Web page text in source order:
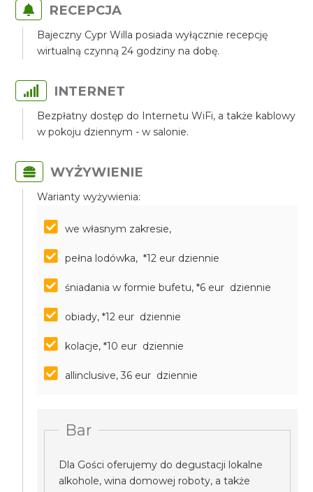
RECEPCJA
Bajeczny Cypr Willa posiada wyłącznie recepcję
wirtualną czynną 24 godziny na dobę.
INTERNET
Bezpłatny dostęp do Internetu WiFi, a także kablowy
w pokoju dziennym - w salonie.
WYŻYWIENIE
Warianty wyżywienia:
we własnym zakresie,
pełna lodówka, *12 eur dziennie
śniadania w formie bufetu, *6 eur dziennie
obiady, *12 eur dziennie
kolacje, *10 eur dziennie
allinclusive, 36 eur dziennie
Bar
Dla Gości oferujemy do degustacji lokalne
alkohole, wina domowej roboty, a także